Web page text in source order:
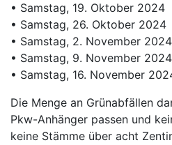
• Samstag, 19. Oktober 2024
• Samstag, 26. Oktober 2024
• Samstag, 2. November 2024
• Samstag, 9. November 2024
• Samstag, 16. November
Die Menge an Grünabfällen
Pkw-Anhänger passen und
keine Stämme über acht